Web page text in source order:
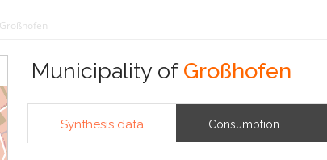
Großhofen
Municipality of Großhofen
Synthesis data Consumption